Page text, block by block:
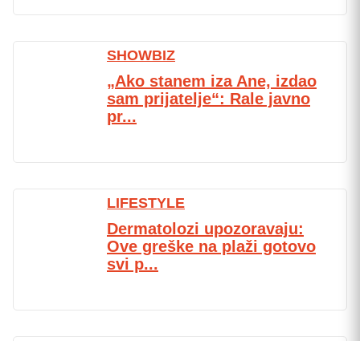
SHOWBIZ
„Ako stanem iza Ane, izdao
sam prijatelje“: Rale javno
pr...
LIFESTYLE
Dermatolozi upozoravaju:
Ove greške na plaži gotovo
svi p...